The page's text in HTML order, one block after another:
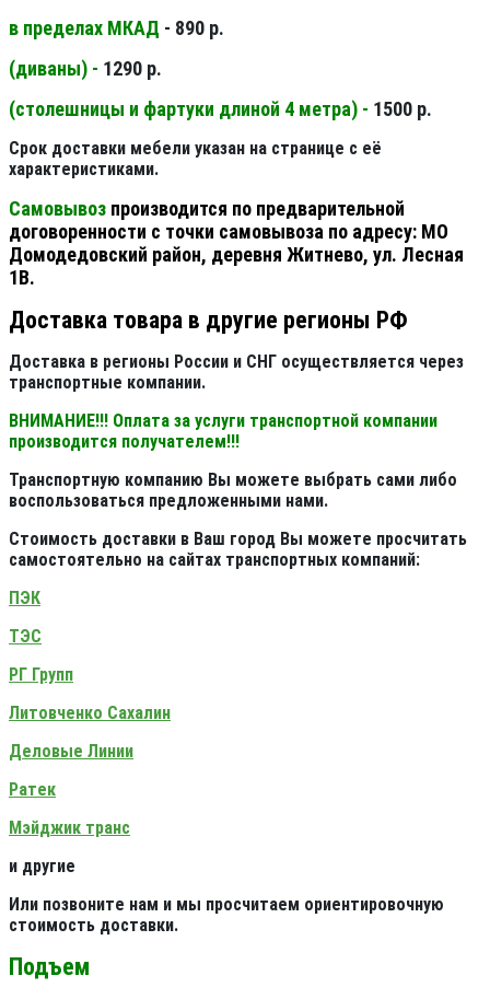
в пределах МКАД - 890 р.
(диваны) - 1290 р.
(столешницы и фартуки длиной 4 метра) - 1500 р.
Срок доставки мебели указан на странице с её
характеристиками.
Самовывоз производится по предварительной
договоренности с точки самовывоза по адресу: МО
Домодедовский район, деревня Житнево, ул. Лесная
1В.
Доставка товара в другие регионы РФ
Доставка в регионы России и СНГ осуществляется через
транспортные компании.
ВНИМАНИЕ!!! Оплата за услуги транспортной компании
производится получателем!!!
Транспортную компанию Вы можете выбрать сами либо
воспользоваться предложенными нами.
Стоимость доставки в Ваш город Вы можете просчитать
самостоятельно на сайтах транспортных компаний:
ПЭК
ТЭС
РГ Групп
Литовченко Сахалин
Деловые Линии
Ратек
Мэйджик транс
и другие
Или позвоните нам и мы просчитаем ориентировочную
стоимость доставки.
Подъем